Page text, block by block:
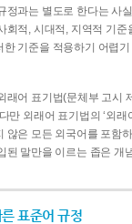
정과는 별도로 한다는 사
회적, 시대적, 지역적 기준
한 기준을 적용하기 어렵
래어 표기법(문체부 고시
만 외래어 표기법의 ‘외래
않은 모든 외국어를 포함
된 말만을 이르는 좁은 개
표준어 규정